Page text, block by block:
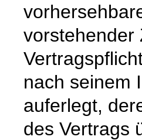
vorstehender
nach seinem
auferlegt,
des Vertrags